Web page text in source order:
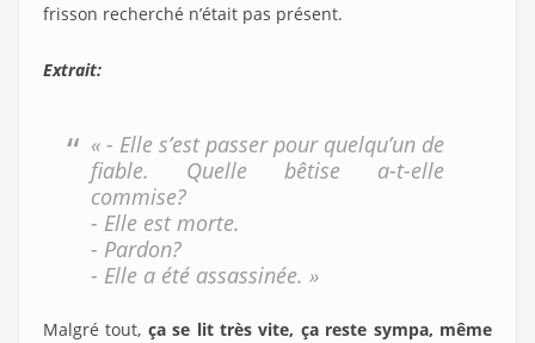
frisson recherché n’était pas présent.
Extrait:
« - Elle s’est passer pour quelqu’un de
fiable. Quelle bêtise a-t-elle
commise?
- Elle est morte.
- Pardon?
- Elle a été assassinée. »
Malgré tout, ça se lit très vite, ça reste sympa, même